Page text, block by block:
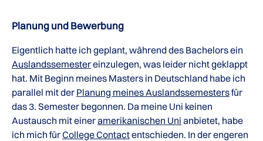
Planung und Bewerbung
Eigentlich hatte ich geplant, während des Bachelors ein
Auslandssemestereinzulegen, was leider nicht geklappt
hat. Mit Beginn meines Masters in Deutschland habe ich
parallel mit der Planung meines Auslandssemestersfür
das 3. Semester begonnen. Da meine Uni keinen
Austausch mit eineramerikanischen Uni anbietet, habe
ich mich fürCollege Contactentschieden. In der engeren